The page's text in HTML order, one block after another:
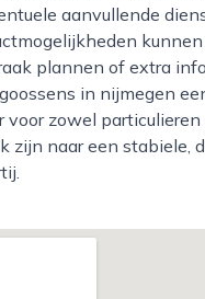
aanvullende
plannen of extra
in nijmegen
voor zowel particulieren
zijn naar een stabiele,